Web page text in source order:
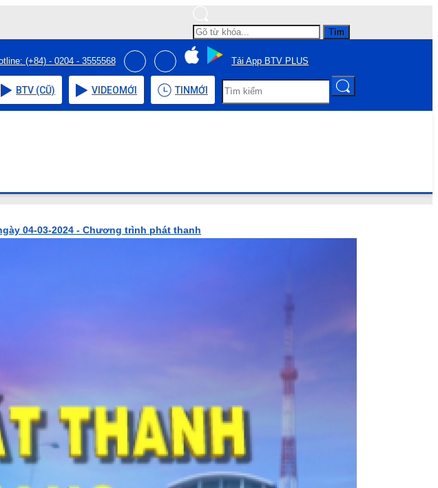
Tìm
(+84) - 0204 - 3555568 Tải App BTV PLUS
BTV (CŨ) VIDEOMỚI TIN MỚI
04-03-2024 - Chương trình phát thanh